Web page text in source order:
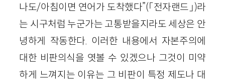
나도/아침이면 연어가 도착했다”(「전자랜드」)라
는 시구처럼 누군가는 고통받을지라도 세상은 안
녕하게 작동한다. 이러한 내용에서 자본주의에
대한 비판의식을 엿볼 수 있겠으나 그것이 미약
하게 느껴지는 이유는 그 비판이 특정 제도나 대